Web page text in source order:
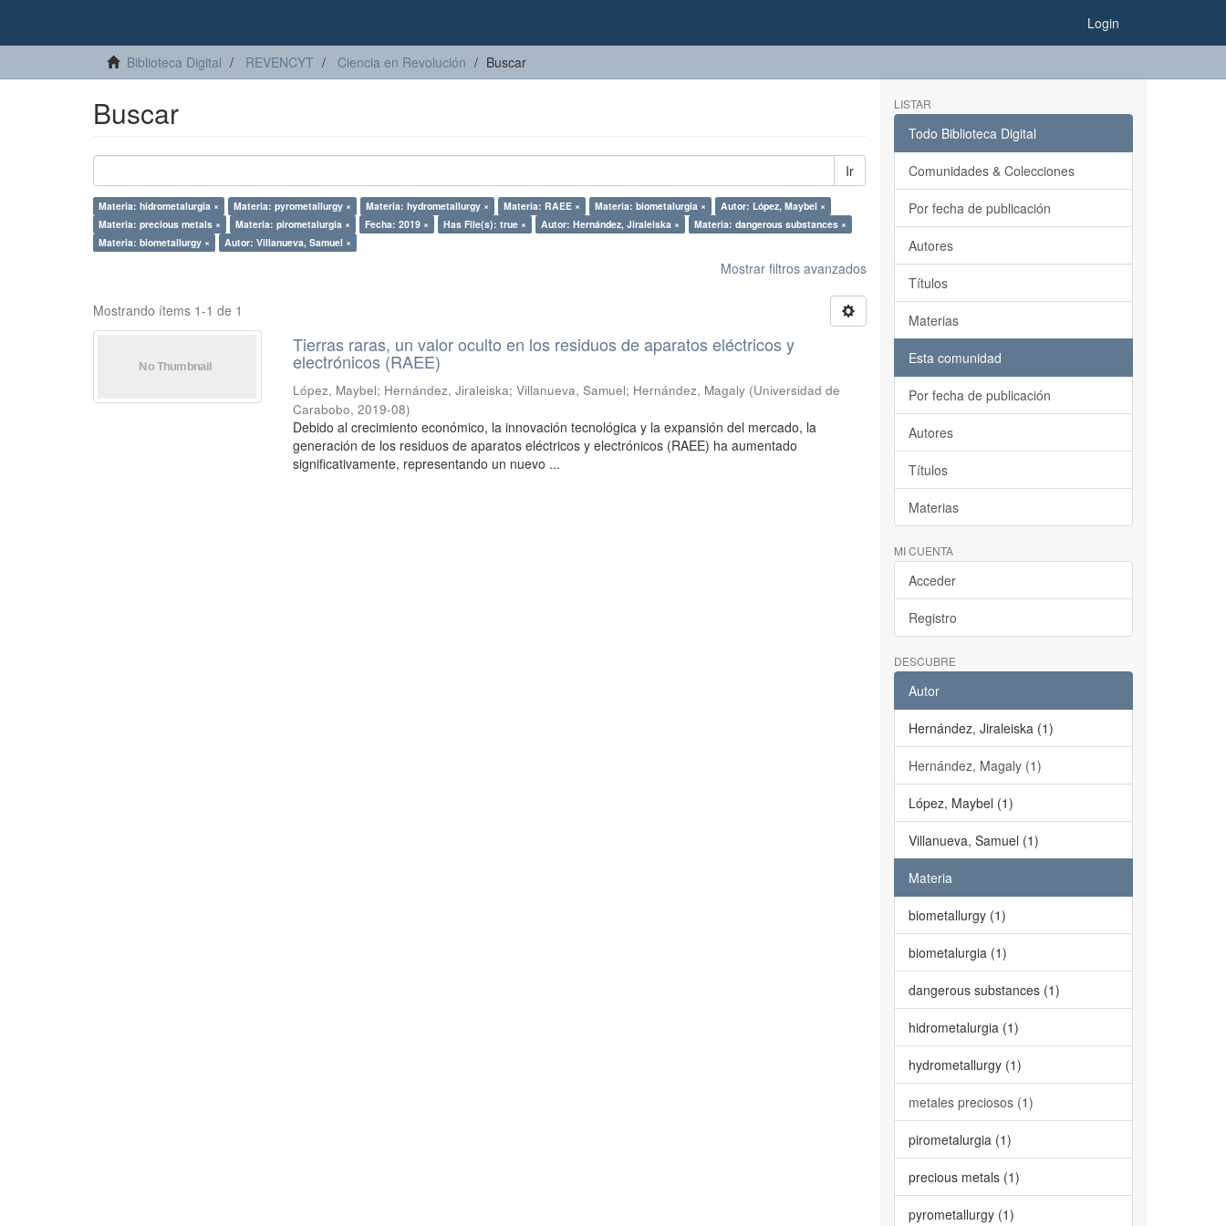
Login
Biblioteca Digital REVENCYT Ciencia en Revolución Buscar
Buscar
Ir
Materia: hidrometalurgia × Materia: pyrometallurgy × Materia: hydrometallurgy × Materia: RAEE × Materia: biometalurgia ×
Autor: López, Maybel ×
Materia: precious metals ×
Materia: pirometalurgia × Fecha: 2019 × Has File(s): true × Autor: Hernández, Jiraleiska ×
Materia: dangerous substances ×
Materia: biometallurgy ×
Autor: Villanueva, Samuel ×
Mostrar filtros avanzados
Mostrando ítems 1-1 de 1
Tierras raras, un valor oculto en los residuos de aparatos eléctricos y
electrónicos (RAEE)
López, Maybel; Hernández, Jiraleiska;Villanueva, Samuel; Hernández, Magaly (Universidad de
Carabobo,2019-08)
Debido al crecimiento económico, la innovación tecnológica y la expansión del mercado, la
generación de los residuos de aparatos eléctricos y electrónicos (RAEE) ha aumentado
significativamente, representando un nuevo ...
LISTAR
Todo Biblioteca Digital
Comunidades & Colecciones
Por fecha de publicación
Autores
Títulos
Materias
Esta comunidad
Por fecha de publicación
Autores
Títulos
Materias
MI CUENTA
Acceder
Registro
DESCUBRE
Autor
Hernández, Jiraleiska (1)
Hernández, Magaly (1)
López, Maybel (1)
Villanueva, Samuel (1)
Materia
biometallurgy (1)
biometalurgia (1)
dangerous substances (1)
hidrometalurgia (1)
hydrometallurgy (1)
metales preciosos (1)
pirometalurgia (1)
precious metals (1)
pyrometallurgy (1)